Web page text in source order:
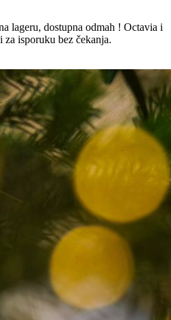
lageru, dostupna odmah ! Octavia i
isporuku bez čekanja.